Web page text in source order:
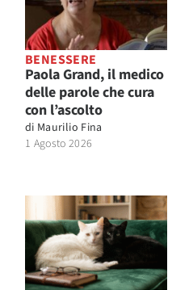
BENESSERE
Paola Grand, il medico
delle parole che cura
con l’ascolto
di Maurilio Fina
1 Agosto 2026